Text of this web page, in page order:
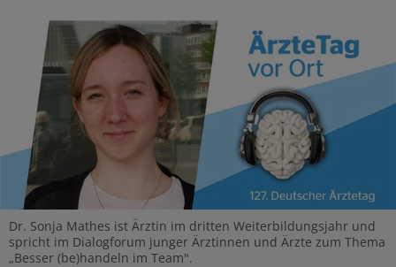
Dr. Sonja Mathes ist Ärztin im dritten Weiterbildungsjahr und
spricht im Dialogforum junger Ärztinnen und Ärzte zum Thema
„Besser (be)handeln im Team".